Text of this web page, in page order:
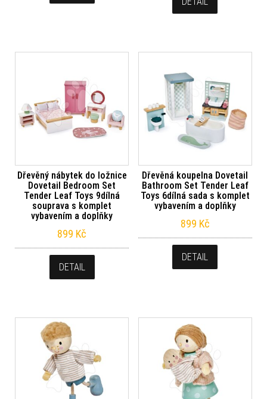
Dřevěný nábytek do ložnice
Dovetail Bedroom Set
Tender Leaf Toys 9dílná
souprava s komplet
vybavením a doplňky
899 Kč
DETAIL
Dřevěná koupelna Dovetail
Bathroom Set Tender Leaf
Toys 6dílná sada s komplet
vybavením a doplňky
899 Kč
DETAIL